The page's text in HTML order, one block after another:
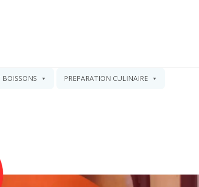
BOISSONS PREPARATION CULINAIRE